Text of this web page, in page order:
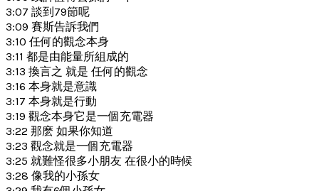
3:07 談到79節呢
3:09 賽斯告訴我們
3:10 任何的觀念本身
3:11 都是由能量所組成的
3:13 換言之 就是 任何的觀念
3:16 本身就是意識
3:17 本身就是行動
3:19 觀念本身它是一個充電器
3:22 那麽 如果你知道
3:23 觀念就是一個充電器
3:25 就難怪很多小朋友 在很小的時候
3:28 像我的小孫女